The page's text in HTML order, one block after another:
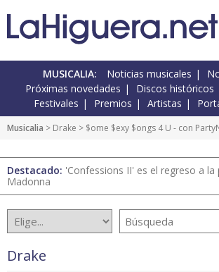
MUSICALIA: Noticias musicales
Próximas novedades
Discos históricos
Festivales
Premios Artistas
Musicalia > Drake > $ome $exy $ongs 4 U - con
Destacado: 'Confessions II' es el regreso a la
Madonna
Drake